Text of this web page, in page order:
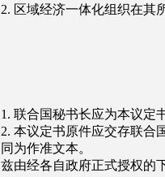
2. 区域经济一体化组织在其
1. 联合国秘书长应为本议定
2. 本议定书原件应交存联合
同为作准文本。
兹由经各自政府正式授权的